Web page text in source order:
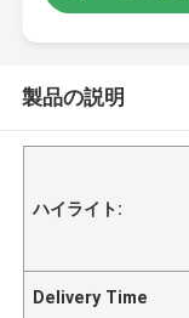
製品の説明
ハイライト:
Delivery Time